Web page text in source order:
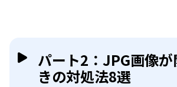
パート2：JPG画像
きの対処法8選